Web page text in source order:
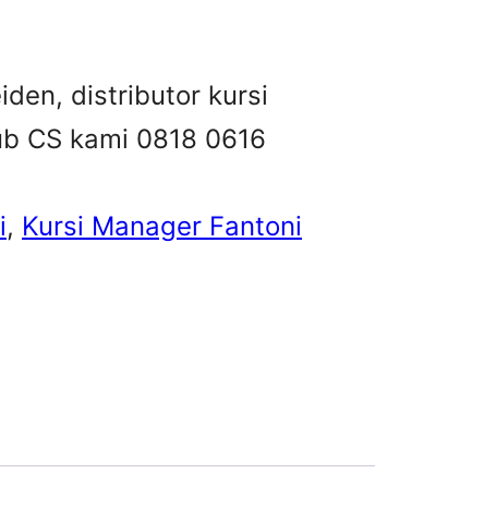
distributor kursi
CS kami 0818 0616
, Kursi Manager Fantoni